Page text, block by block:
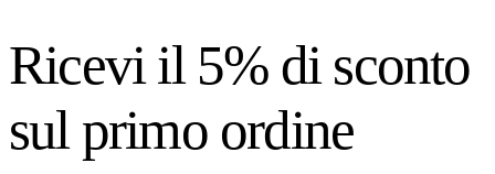
Ricevi il 5% di sconto
sul primo ordine